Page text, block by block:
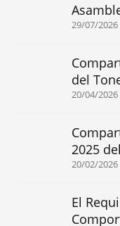
29/07/2026
del
20/04/2026
2025
20/02/2026
El